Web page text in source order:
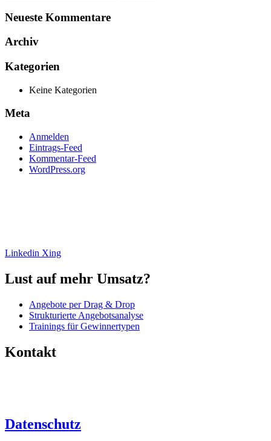
Neueste Kommentare
Archiv
Kategorien
Keine Kategorien
Meta
Anmelden
Eintrags-Feed
Kommentar-Feed
WordPress.org
Linkedin Xing
Lust auf mehr Umsatz?
Angebote per Drag & Drop
Strukturierte Angebotsanalyse
Trainings für Gewinnertypen
Kontakt
Datenschutz